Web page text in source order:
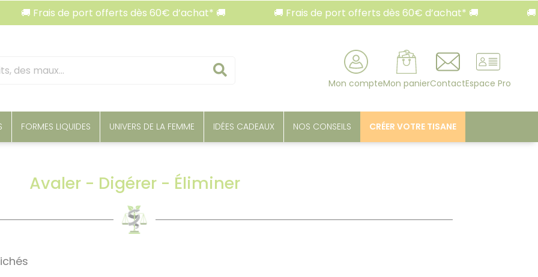
🚚 Frais de port offerts dès 60€ d’achat* 🚚 🚚 Frais de port offerts dès 60€ d’achat* 🚚 🚚
Mon compteMon panierContactEspace Pro
FORMES LIQUIDES UNIVERS DE LA FEMME IDÉES CADEAUX NOS CONSEILS CRÉER VOTRE TISANE
Avaler - Digérer - Éliminer